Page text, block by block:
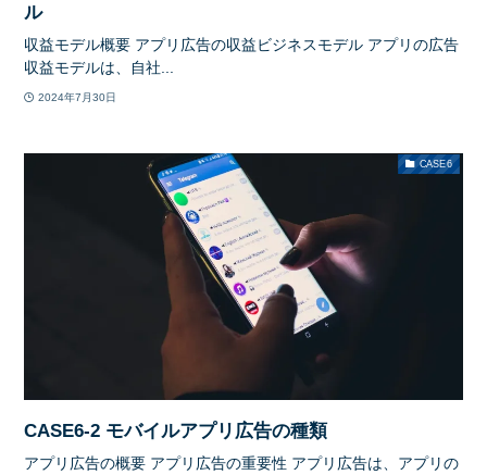
ル
収益モデル概要 アプリ広告の収益ビジネスモデル アプリの広告
収益モデルは、自社...
2024年7月30日
CASE6
CASE6-2 モバイルアプリ広告の種類
アプリ広告の概要 アプリ広告の重要性 アプリ広告は、アプリの